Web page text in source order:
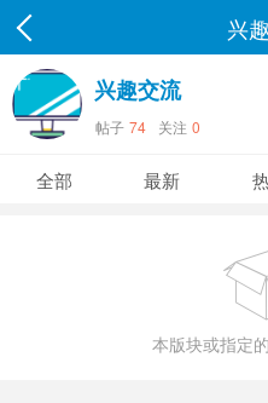
兴
兴趣交流
帖子 74 关注 0
全部 最新
本版块或指定